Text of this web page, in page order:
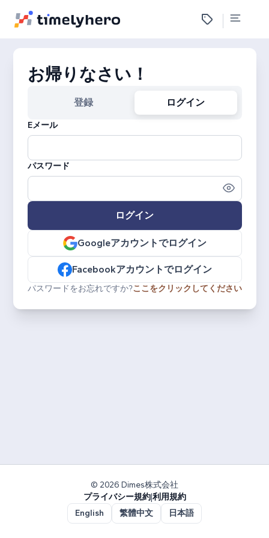
お帰りなさい！
登録 ログイン
Eメール
パスワード
ログイン
Googleアカウントでログイン
Facebookアカウントでログイン
パスワードをお忘れですか?ここをクリックしてください
© 2026 Dimes株式会社
プライバシー規約|利用規約
English
繁體中文 日本語